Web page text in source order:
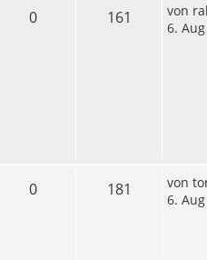
0 161 von
6.
0 181 von
6.